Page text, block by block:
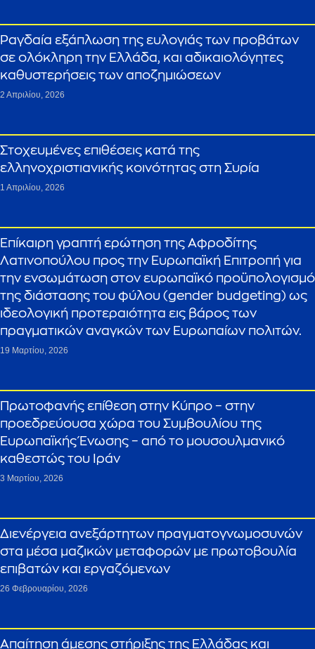
Ραγδαία εξάπλωση της ευλογιάς των προβάτων
σε ολόκληρη την Ελλάδα, και αδικαιολόγητες
καθυστερήσεις των αποζημιώσεων
2 Απριλίου, 2026
Στοχευμένες επιθέσεις κατά της
ελληνοχριστιανικής κοινότητας στη Συρία
1 Απριλίου, 2026
Επίκαιρη γραπτή ερώτηση της Αφροδίτης
Λατινοπούλου προς την Ευρωπαϊκή Επιτροπή για
την ενσωμάτωση στον ευρωπαϊκό προϋπολογισμό
της διάστασης του φύλου (gender budgeting) ως
ιδεολογική προτεραιότητα εις βάρος των
πραγματικών αναγκών των Ευρωπαίων πολιτών.
19 Μαρτίου, 2026
Πρωτοφανής επίθεση στην Κύπρο – στην
προεδρεύουσα χώρα του Συμβουλίου της
Ευρωπαϊκής Ένωσης – από το μουσουλμανικό
καθεστώς του Ιράν
3 Μαρτίου, 2026
Διενέργεια ανεξάρτητων πραγματογνωμοσυνών
στα μέσα μαζικών μεταφορών με πρωτοβουλία
επιβατών και εργαζόμενων
26 Φεβρουαρίου, 2026
Απαίτηση άμεσης στήριξης της Ελλάδας και